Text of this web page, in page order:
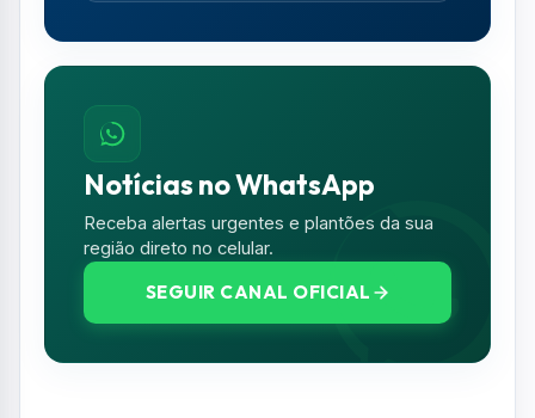
Notícias no WhatsApp
Receba alertas urgentes e plantões da sua
região direto no celular.
SEGUIR CANAL OFICIAL